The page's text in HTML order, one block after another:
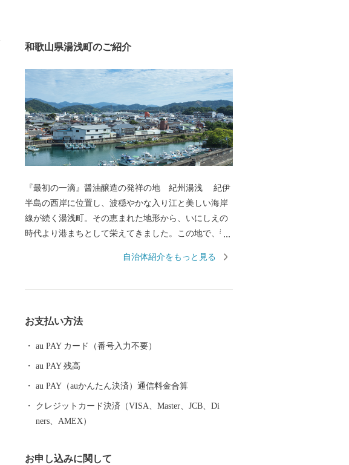
和歌山県湯浅町のご紹介
『最初の一滴』醤油醸造の発祥の地 紀州湯浅 紀伊
半島の西岸に位置し、波穏やかな入り江と美しい海岸
線が続く湯浅町。その恵まれた地形から、いにしえの
時代より港まちとして栄えてきました。この地で、醤
文化がして賑わう町なかで、「金山寺味噌」製造の過
区」に選定され、２０１７年には醤油醸造の歴史と伝
統が息づく町として「日本遺産」に認定され,食が伝統
える町なかを歩いていると、今も昔も変わらない醤油
づくりの香りを感じられます。
自治体紹介をもっと見る
お支払い方法
au PAY カード（番号入力不要）
au PAY 残高
au PAY（auかんたん決済）通信料金合算
クレジットカード決済（VISA、Master、JCB、Di
ners、AMEX）
お申し込みに関して